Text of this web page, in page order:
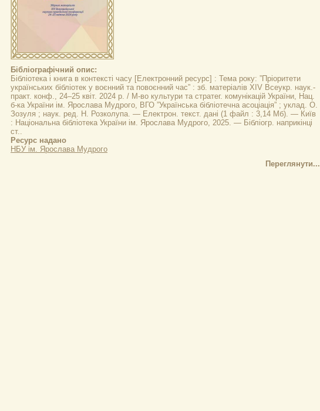
Бібліографічний опис:
Бібліотека і книга в контексті часу [Електронний ресурс] : Тема року: ”Пріоритети
українських бібліотек у воєнний та повоєнний час” : зб. матеріалів XIV Всеукр. наук.-
практ. конф., 24–25 квіт. 2024 р. / М-во культури та стратег. комунікацій України, Нац.
б-ка України ім. Ярослава Мудрого, ВГО ”Українська бібліотечна асоціація” ; уклад. О.
Зозуля ; наук. ред. Н. Розколупа. — Електрон. текст. дані (1 файл : 3,14 Мб). — Київ
: Національна бібліотека України ім. Ярослава Мудрого, 2025. — Бібліогр. наприкінці
ст..
Ресурс надано
НБУ ім. Ярослава Мудрого
Переглянути...